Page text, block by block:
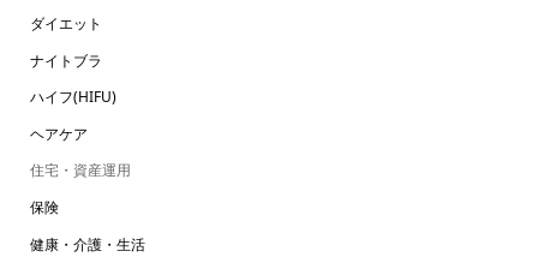
ダイエット
ナイトブラ
ハイフ(HIFU)
ヘアケア
住宅・資産運用
保険
健康・介護・生活